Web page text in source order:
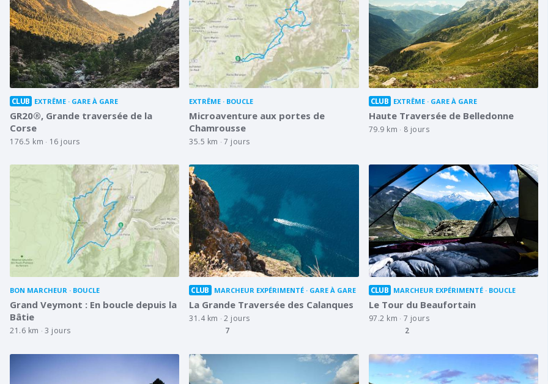
CLUB EXTRÊME GARE À GARE
GR20®, Grande traversée de la
Corse
176.5 km 16 jours
EXTRÊME BOUCLE
Microaventure aux portes de
Chamrousse
35.5 km 7 jours
CLUB EXTRÊME GARE À GARE
Haute Traversée de Belledonne
79.9 km 8 jours
BON MARCHEUR BOUCLE
Grand Veymont : En boucle depuis la
Bâtie
21.6 km 3 jours
CLUB MARCHEUR EXPÉRIMENTÉ GARE À GARE
La Grande Traversée des Calanques
31.4 km
2 jours
7
CLUB MARCHEUR EXPÉRIMENTÉ BOUCLE
Le Tour du Beaufortain
97.2 km
7 jours
2